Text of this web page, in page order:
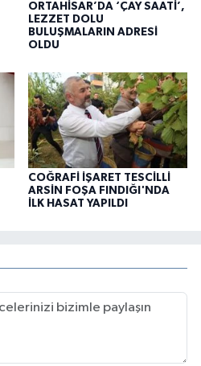
ORTAHİSAR’DA ‘ÇAY SAATİ’,
LEZZET DOLU
BULUŞMALARIN ADRESİ
OLDU
COĞRAFİ İŞARET TESCİLLİ
ARSİN FOŞA FINDIĞI'NDA
İLK HASAT YAPILDI